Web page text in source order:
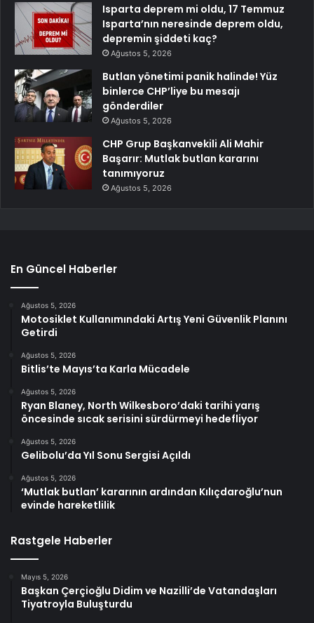
Isparta deprem mi oldu, 17 Temmuz
Isparta’nın neresinde deprem oldu,
depremin şiddeti kaç?
Ağustos 5, 2026
Butlan yönetimi panik halinde! Yüz
binlerce CHP’liye bu mesajı
gönderdiler
Ağustos 5, 2026
CHP Grup Başkanvekili Ali Mahir
Başarır: Mutlak butlan kararını
tanımıyoruz
Ağustos 5, 2026
En Güncel Haberler
Ağustos 5, 2026
Motosiklet Kullanımındaki Artış Yeni Güvenlik Planını
Getirdi
Ağustos 5, 2026
Bitlis’te Mayıs’ta Karla Mücadele
Ağustos 5, 2026
Ryan Blaney, North Wilkesboro’daki tarihi yarış
öncesinde sıcak serisini sürdürmeyi hedefliyor
Ağustos 5, 2026
Gelibolu’da Yıl Sonu Sergisi Açıldı
Ağustos 5, 2026
‘Mutlak butlan’ kararının ardından Kılıçdaroğlu’nun
evinde hareketlilik
Rastgele Haberler
Mayıs 5, 2026
Başkan Çerçioğlu Didim ve Nazilli’de Vatandaşları
Tiyatroyla Buluşturdu